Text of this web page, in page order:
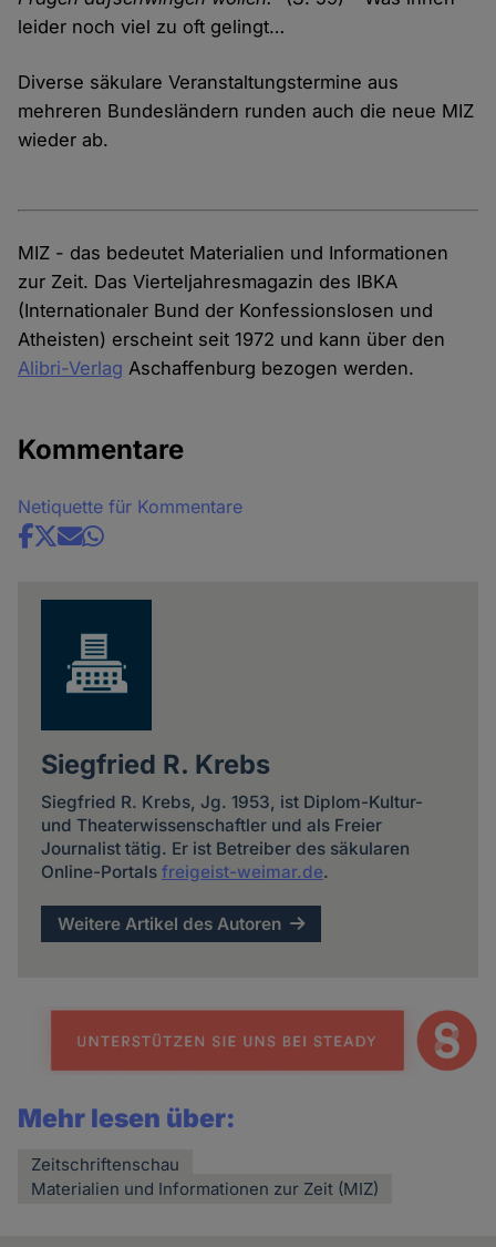
leider noch viel zu oft gelingt…
Diverse säkulare Veranstaltungstermine aus
mehreren Bundesländern runden auch die neue MIZ
wieder ab.
MIZ - das bedeutet Materialien und Informationen
zur Zeit. Das Vierteljahresmagazin des IBKA
(Internationaler Bund der Konfessionslosen und
Atheisten) erscheint seit 1972 und kann über den
Alibri-Verlag Aschaffenburg bezogen werden.
Kommentare
Netiquette für Kommentare
Share
Siegfried R. Krebs
Siegfried R. Krebs, Jg. 1953, ist Diplom-Kultur-
und Theaterwissenschaftler und als Freier
Journalist tätig. Er ist Betreiber des säkularen
Online-Portals freigeist-weimar.de.
Weitere Artikel des Autoren
Mehr lesen über:
Zeitschriftenschau
Materialien und Informationen zur Zeit (MIZ)